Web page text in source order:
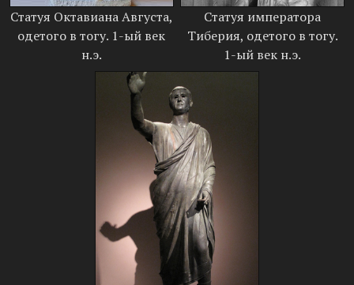
Статуя Октавиана Августа,
одетого в тогу. 1-ый век
н.э.
Статуя императора
Тиберия, одетого в тогу.
1-ый век н.э.